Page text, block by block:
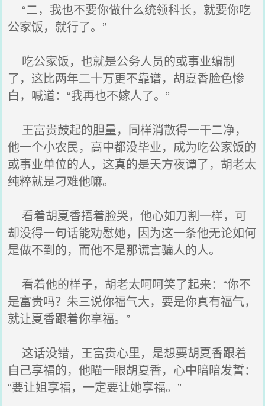
“二，我也不要你做什么统领科长，就要你吃
公家饭，就行了。”
吃公家饭，也就是公务人员的或事业编制
了，这比两年二十万更不靠谱，胡夏香脸色惨
白，喊道：“我再也不嫁人了。”
王富贵鼓起的胆量，同样消散得一干二净，
他一个小农民，高中都没毕业，成为吃公家饭的
或事业单位的人，这真的是天方夜谭了，胡老太
纯粹就是刁难他嘛。
看着胡夏香捂着脸哭，他心如刀割一样，可
却没得一句话能劝慰她，因为这一条他无论如何
是做不到的，而他不是那谎言骗人的人。
看着他的样子，胡老太呵呵笑了起来：“你不
是富贵吗？朱三说你福气大，要是你真有福气，
就让夏香跟着你享福。”
这话没错，王富贵心里，是想要胡夏香跟着
自己享福的，他瞄一眼胡夏香，心中暗暗发誓：
“要让姐享福，一定要让她享福。”